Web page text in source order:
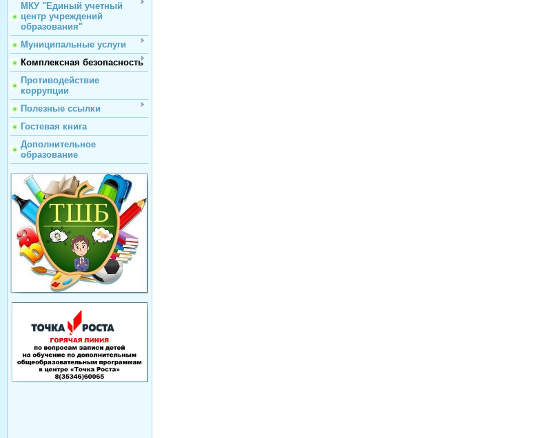
МКУ "Единый учетный
центр учреждений
образования"
Муниципальные услуги
Комплексная безопасность
Противодействие
коррупции
Полезные ссылки
Гостевая книга
Дополнительное
образование